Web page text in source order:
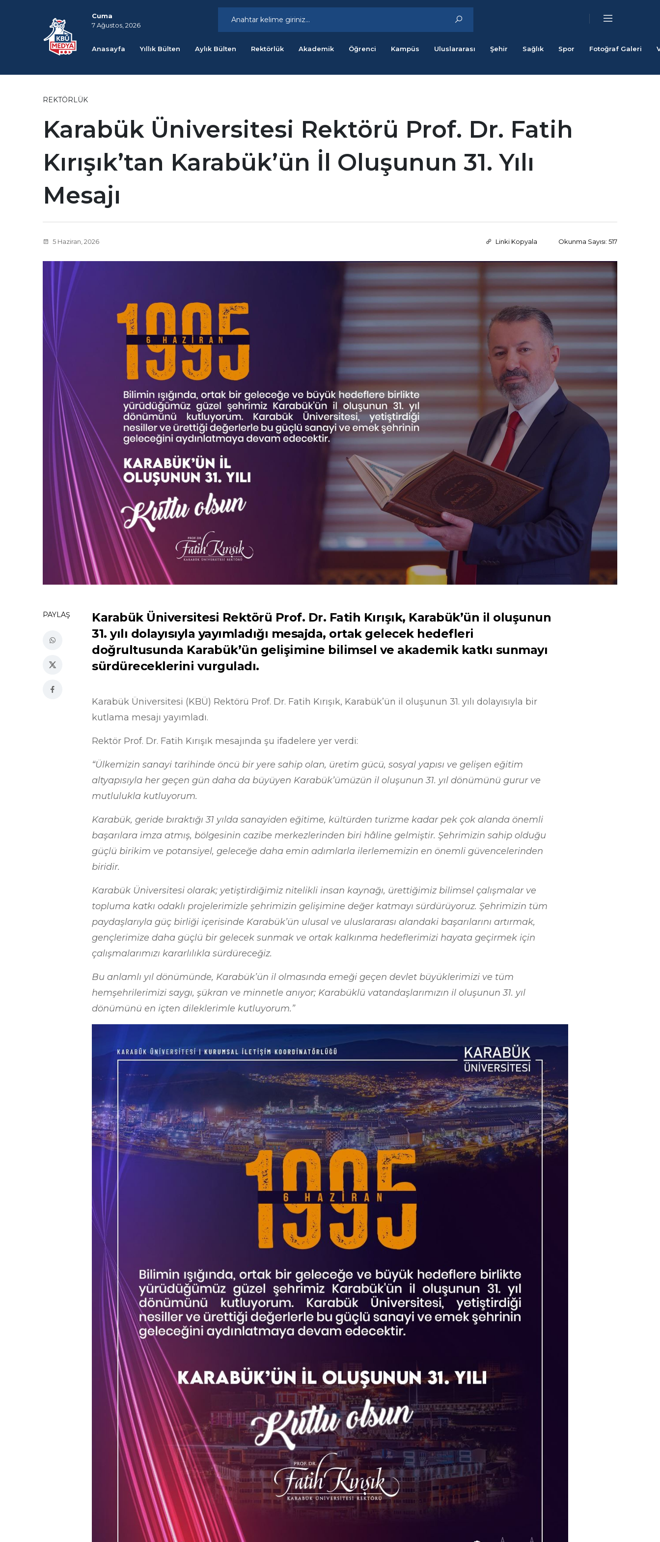
Cuma
7 Ağustos, 2026
Anasayfa Yıllık Bülten Aylık Bülten Rektörlük Akademik Öğrenci Kampüs Uluslararası Şehir Sağlık Spor Fotoğraf Galeri
REKTÖRLÜK
Karabük Üniversitesi Rektörü Prof. Dr. Fatih
Kırışık’tan Karabük’ün İl Oluşunun 31. Yılı
Mesajı
5 Haziran, 2026 Linki Kopyala Okunma Sayısı: 517
PAYLAŞ
Karabük Üniversitesi Rektörü Prof. Dr. Fatih Kırışık, Karabük’ün il oluşunun
31. yılı dolayısıyla yayımladığı mesajda, ortak gelecek hedefleri
doğrultusunda Karabük’ün gelişimine bilimsel ve akademik katkı sunmayı
sürdüreceklerini vurguladı.
Karabük Üniversitesi (KBÜ) Rektörü Prof. Dr. Fatih Kırışık, Karabük’ün il oluşunun 31. yılı dolayısıyla bir
kutlama mesajı yayımladı.
Rektör Prof. Dr. Fatih Kırışık mesajında şu ifadelere yer verdi:
“Ülkemizin sanayi tarihinde öncü bir yere sahip olan, üretim gücü, sosyal yapısı ve gelişen eğitim
altyapısıyla her geçen gün daha da büyüyen Karabük’ümüzün il oluşunun 31. yıl dönümünü gurur ve
mutlulukla kutluyorum.
Karabük, geride bıraktığı 31 yılda sanayiden eğitime, kültürden turizme kadar pek çok alanda önemli
başarılara imza atmış, bölgesinin cazibe merkezlerinden biri hâline gelmiştir. Şehrimizin sahip olduğu
güçlü birikim ve potansiyel, geleceğe daha emin adımlarla ilerlememizin en önemli güvencelerinden
biridir.
Karabük Üniversitesi olarak; yetiştirdiğimiz nitelikli insan kaynağı, ürettiğimiz bilimsel çalışmalar ve
topluma katkı odaklı projelerimizle şehrimizin gelişimine değer katmayı sürdürüyoruz. Şehrimizin tüm
paydaşlarıyla güç birliği içerisinde Karabük’ün ulusal ve uluslararası alandaki başarılarını artırmak,
gençlerimize daha güçlü bir gelecek sunmak ve ortak kalkınma hedeflerimizi hayata geçirmek için
çalışmalarımızı kararlılıkla sürdüreceğiz.
Bu anlamlı yıl dönümünde, Karabük’ün il olmasında emeği geçen devlet büyüklerimizi ve tüm
hemşehrilerimizi saygı, şükran ve minnetle anıyor; Karabüklü vatandaşlarımızın il oluşunun 31. yıl
dönümünü en içten dileklerimle kutluyorum.”